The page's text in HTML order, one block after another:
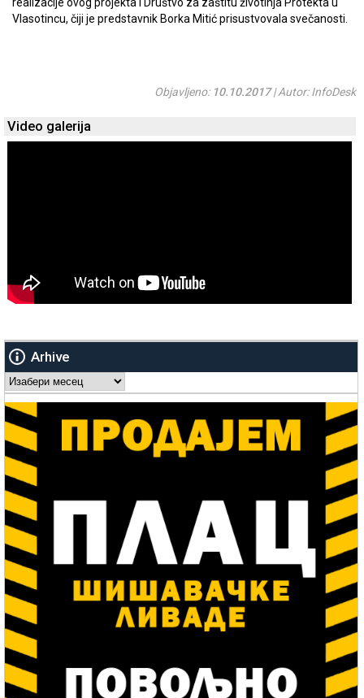
Vlasotincu, čiji je predstavnik Borka Mitić prisustvovala svečanosti.
Objavljeno: 10.10.2017| Autor: InfoDesk
Video galerija
Arhive
Arhive